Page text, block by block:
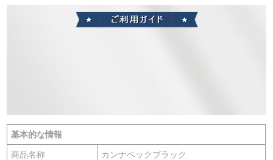
基本的な情報
商品名称 カンナベックブラック